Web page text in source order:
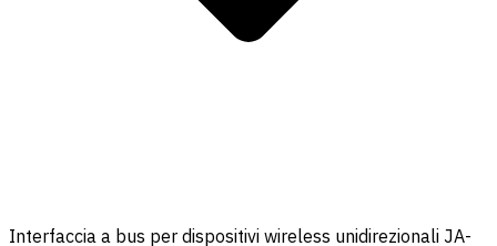
Interfaccia a bus per dispositivi wireless unidirezionali JA-